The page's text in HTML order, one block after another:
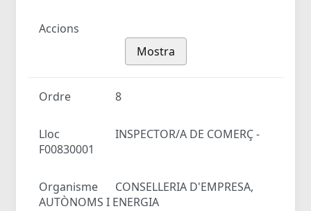
Accions
Mostra
Ordre 8
Lloc
INSPECTOR/A DE COMERÇ -
F00830001
Organisme
CONSELLERIA D'EMPRESA,
AUTÒNOMS I ENERGIA